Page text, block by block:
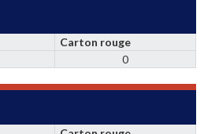
Carton rouge
0